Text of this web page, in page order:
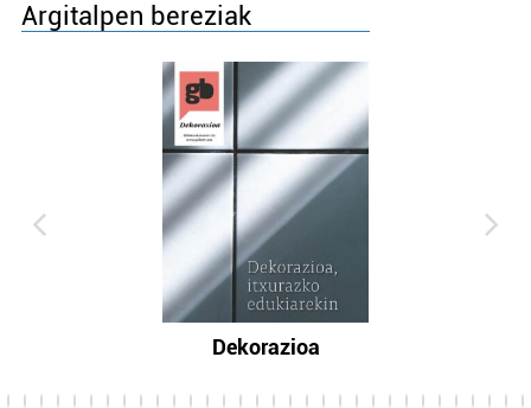
Argitalpen bereziak
Dekorazioa